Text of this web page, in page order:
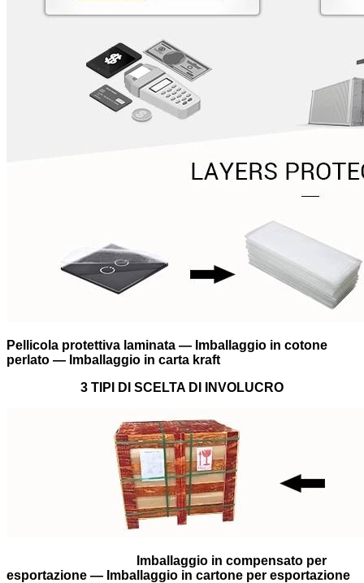
Pellicola protettiva laminata — Imballaggio in cotone
perlato — Imballaggio in carta kraft
3 TIPI DI SCELTA DI INVOLUCRO
Imballaggio in compensato per
esportazione — Imballaggio in cartone per esportazione